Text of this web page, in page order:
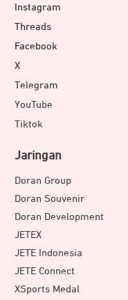
compass, hingga
smartwatch semakin
harian.
Instagram
Threads
Facebook
X
Telegram
YouTube
Tiktok
Jaringan
Doran Group
Doran Souvenir
Doran Development
JETEX
JETE Indonesia
JETE Connect
XSports Medal